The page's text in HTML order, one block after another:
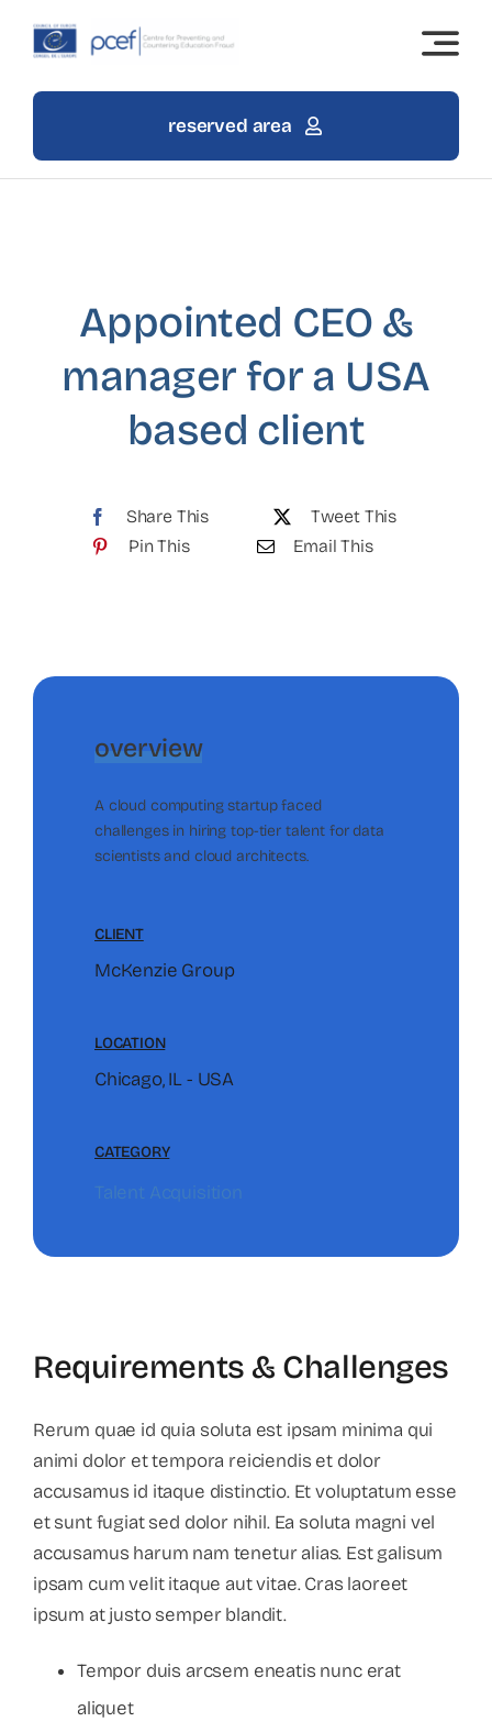
reserved area
Appointed CEO &
manager for a USA
based client
Share This
Tweet This
Pin This
Email This
overview
A cloud computing startup faced
challenges in hiring top-tier talent for data
scientists and cloud architects.
CLIENT
McKenzie Group
LOCATION
Chicago, IL - USA
CATEGORY
Requirements & Challenges
Rerum quae id quia soluta est ipsam minima qui
animi dolor et tempora reiciendis et dolor
accusamus id itaque distinctio. Et voluptatum esse
et sunt fugiat sed dolor nihil. Ea soluta magni vel
accusamus harum nam tenetur alias. Est galisum
ipsam cum velit itaque aut vitae. Cras laoreet
ipsum at justo semper blandit.
Tempor duis arcsem eneatis nunc erat
aliquet